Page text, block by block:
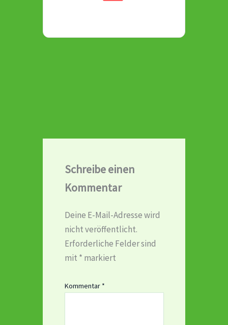
Schreibe einen
Kommentar
Deine E-Mail-Adresse wird
nicht veröffentlicht.
Erforderliche Felder sind
mit * markiert
Kommentar *